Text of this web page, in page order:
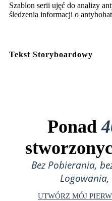
Szablon serii ujęć do analizy
śledzenia informacji o
Tekst Storyboardowy
Ponad
Bez Pobierania,
UTWÓRZ MÓJ